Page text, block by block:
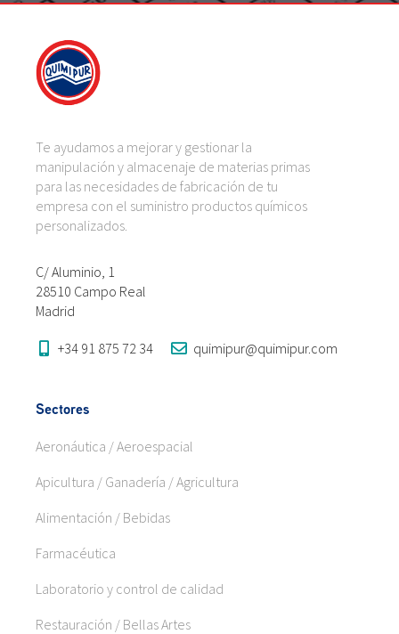
Te ayudamos a mejorar y gestionar la
manipulación y almacenaje de materias primas
para las necesidades de fabricación de tu
empresa con el suministro productos químicos
personalizados.
C/ Aluminio, 1
28510 Campo Real
Madrid
+34 91 875 72 34 quimipur@quimipur.com
Sectores
Aeronáutica / Aeroespacial
Apicultura / Ganadería / Agricultura
Alimentación / Bebidas
Farmacéutica
Laboratorio y control de calidad
Restauración / Bellas Artes